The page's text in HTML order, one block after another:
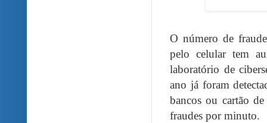
O número de
pelo celular tem
laboratório de
ano já foram
bancos ou cartão
fraudes por minuto.